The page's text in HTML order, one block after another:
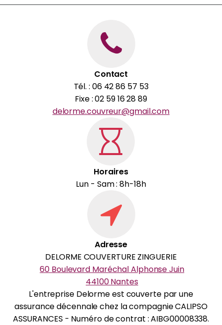
Contact
Tél. : 06 42 86 57 53
Fixe : 02 59 16 28 89
delorme.couvreur@gmail.com
Horaires
Lun - Sam : 8h-18h
Adresse
DELORME COUVERTURE ZINGUERIE
60 Boulevard Maréchal Alphonse Juin
44100 Nantes
L'entreprise Delorme est couverte par une
assurance décennale chez la compagnie CALIPSO
ASSURANCES - Numéro de contrat : AIBG00008338.